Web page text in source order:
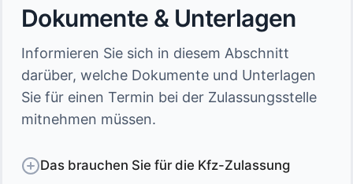
Dokumente & Unterlagen
Informieren Sie sich in diesem Abschnitt
darüber, welche Dokumente und Unterlagen
Sie für einen Termin bei der Zulassungsstelle
mitnehmen müssen.
Das brauchen Sie für die Kfz-Zulassung